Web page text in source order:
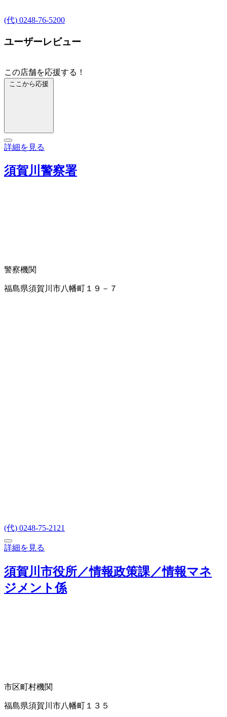
(代) 0248-76-5200
ユーザーレビュー
この店舗を応援する！
ここから応援
詳細を見る
須賀川警察署
警察機関
福島県須賀川市八幡町１９－７
(代) 0248-75-2121
詳細を見る
須賀川市役所／情報政策課／情報マネ
ジメント係
市区町村機関
福島県須賀川市八幡町１３５